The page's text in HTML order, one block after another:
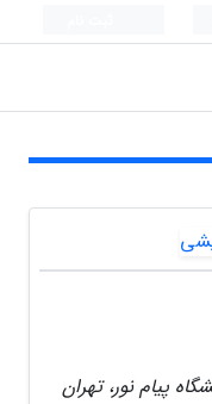
پیام نور، تهران